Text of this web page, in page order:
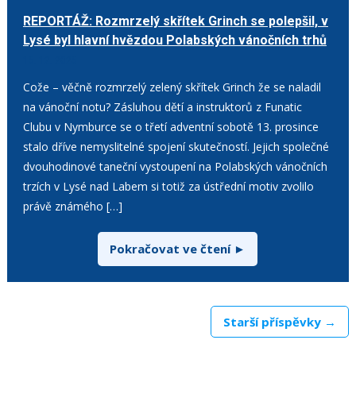
REPORTÁŽ: Rozmrzelý skřítek Grinch se polepšil, v
Lysé byl hlavní hvězdou Polabských vánočních trhů
Cože – věčně rozmrzelý zelený skřítek Grinch že se naladil
na vánoční notu? Zásluhou dětí a instruktorů z Funatic
Clubu v Nymburce se o třetí adventní sobotě 13. prosince
stalo dříve nemyslitelné spojení skutečností. Jejich společné
dvouhodinové taneční vystoupení na Polabských vánočních
trzích v Lysé nad Labem si totiž za ústřední motiv zvolilo
právě známého […]
Pokračovat ve čtení ►
Starší příspěvky →